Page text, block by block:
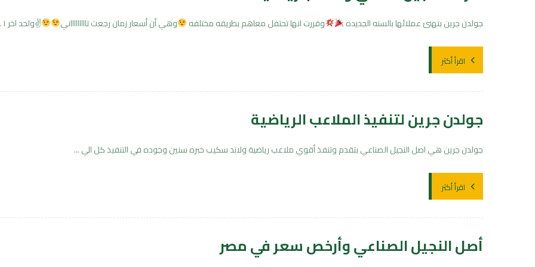
جولدن جرين بتهنئ عملائها بالسنه الجديده وقررت انها تحتفل معاهم بطريقه مختلفه وهي أن أسعار زمان رجعت تاااااااااني ✌ولحد اخر ١ ...
اقرأ أكثر
جولدن جرين لتنفيذ الملاعب الرياضية
جولدن جرين هي اصل النجيل الصناعي بتقدم وتنفذ أقوي ملاعب رياضية ولاند سكيب خبره سنين وجوده في التنفيذ كل الي ...
اقرأ أكثر
أصل النجيل الصناعي وأرخص سعر في مصر